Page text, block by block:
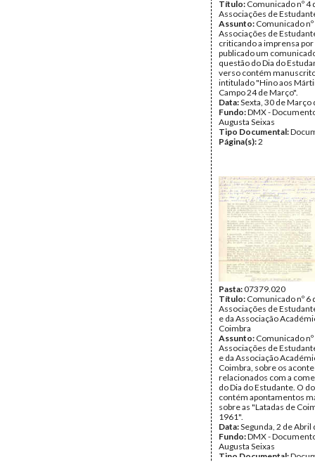
Título: Comunicado nº 4
Associações de
Assunto: Comunicado nº
Associações de
criticando a imprensa
publicado um
questão do Dia do
verso contém
intitulado "Hino aos
Campo 24 de Março".
Data:Sexta, 30 de Março
Fundo:DMX -
Augusta Seixas
Tipo Documental:
Página(s):2
Pasta:07379.020
Título: Comunicado nº 6
Associações de
e da Associação
Coimbra
Assunto: Comunicado nº
Associações de
e da Associação
Coimbra, sobre os
relacionados com a
do Dia do Estudante. O
contém apontamentos
sobre as "Latadas de
1961".
Data:Segunda, 2 de Abril
Fundo:DMX -
Augusta Seixas
Tipo Documental: